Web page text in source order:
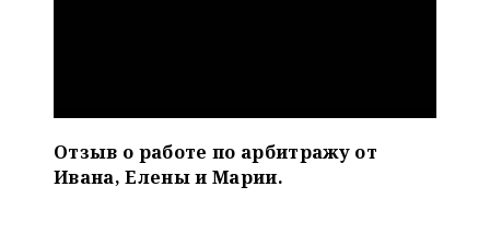
Отзыв о работе по арбитражу от
Ивана, Елены и Марии.